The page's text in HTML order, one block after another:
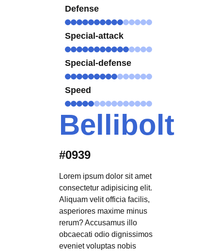
Defense
Special-attack
Special-defense
Speed
Bellibolt
#0939
Lorem ipsum dolor sit amet
consectetur adipisicing elit.
Aliquam velit officia facilis,
asperiores maxime minus
rerum? Accusamus illo
obcaecati odio dignissimos
eveniet voluptas nobis